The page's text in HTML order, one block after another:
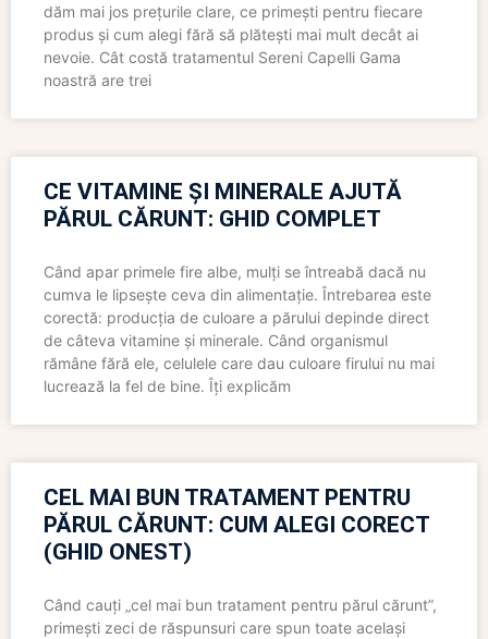
dăm mai jos prețurile clare, ce primești pentru fiecare
produs și cum alegi fără să plătești mai mult decât ai
nevoie. Cât costă tratamentul Sereni Capelli Gama
noastră are trei
CE VITAMINE ȘI MINERALE AJUTĂ
PĂRUL CĂRUNT: GHID COMPLET
Când apar primele fire albe, mulți se întreabă dacă nu
cumva le lipsește ceva din alimentație. Întrebarea este
corectă: producția de culoare a părului depinde direct
de câteva vitamine și minerale. Când organismul
rămâne fără ele, celulele care dau culoare firului nu mai
lucrează la fel de bine. Îți explicăm
CEL MAI BUN TRATAMENT PENTRU
PĂRUL CĂRUNT: CUM ALEGI CORECT
(GHID ONEST)
Când cauți „cel mai bun tratament pentru părul cărunt”,
primești zeci de răspunsuri care spun toate același